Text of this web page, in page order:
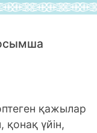
қажылар
үйін,